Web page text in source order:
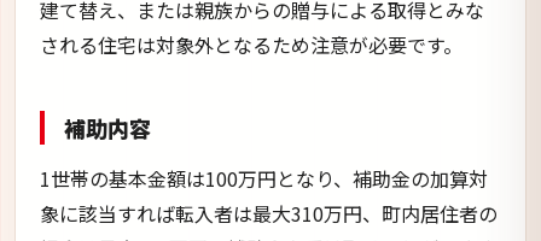
具体的な加算対象と金額については以下をご確認く
金額